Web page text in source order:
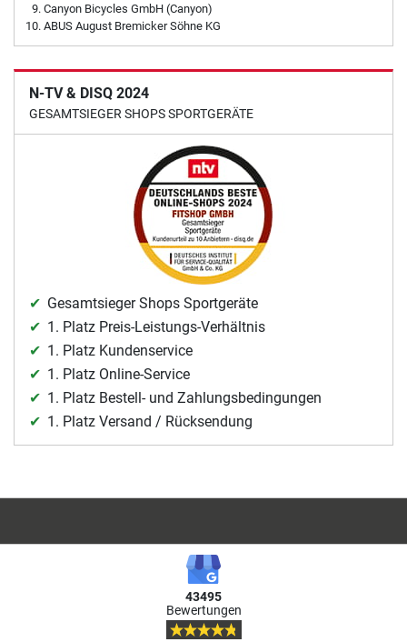
Canyon Bicycles GmbH (Canyon)
ABUS August Bremicker Söhne KG
N-TV & DISQ 2024
GESAMTSIEGER SHOPS SPORTGERÄTE
Gesamtsieger Shops Sportgeräte
1. Platz Preis-Leistungs-Verhältnis
1. Platz Kundenservice
1. Platz Online-Service
1. Platz Bestell- und Zahlungsbedingungen
1. Platz Versand / Rücksendung
43495
Bewertungen